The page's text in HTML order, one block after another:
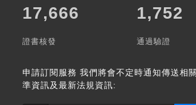
20,335
證書核發
1,752
通過驗證
申請訂閱服務 我們將會不定時通知傳送相
準資訊及最新法規資訊: